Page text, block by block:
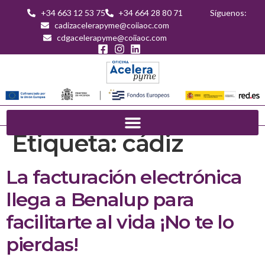
+34 663 12 53 75
+34 664 28 80 71
cadizacelerapyme@coiiaoc.com
cdgacelerapyme@coiiaoc.com
Síguenos:
Etiqueta:cádiz
La facturación electrónica
llega a Benalup para
facilitarte al vida ¡No te lo
pierdas!